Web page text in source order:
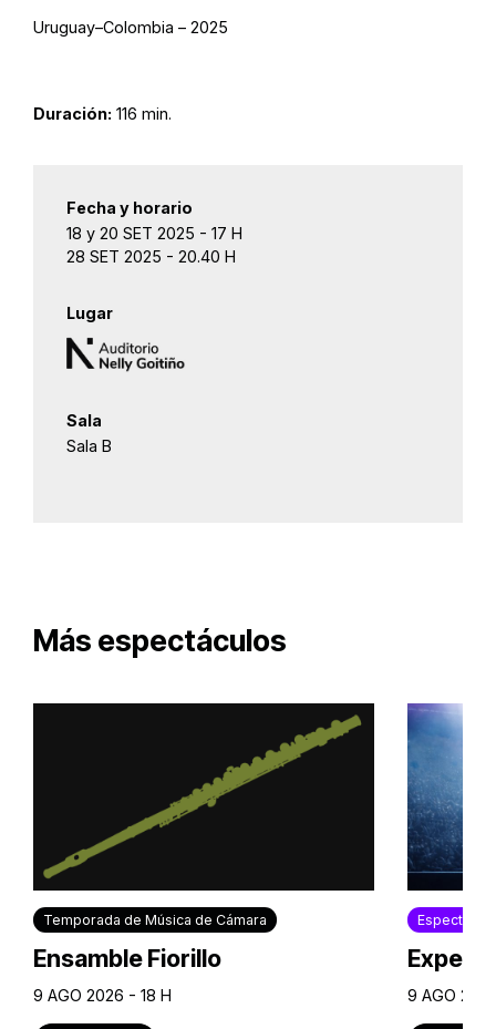
Uruguay–Colombia – 2025
Duración: 116 min.
Fecha y horario
18 y 20 SET 2025 - 17 H
28 SET 2025 - 20.40 H
Lugar
Sala
Sala B
Más espectáculos
Temporada de Música de Cámara
Ensamble Fiorillo
9 AGO 2026 - 18 H 9 AGO